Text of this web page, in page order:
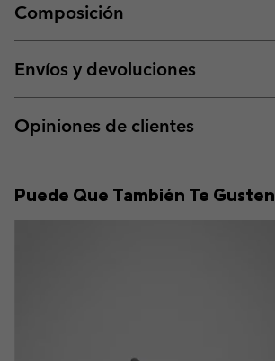
Composición
Envíos y devoluciones
Opiniones de clientes
Puede Que También Te Gusten